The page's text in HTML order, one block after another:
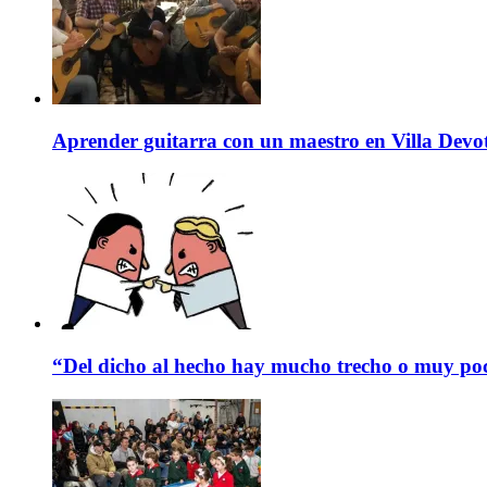
Aprender guitarra con un maestro en Villa
“Del dicho al hecho hay mucho trecho o muy